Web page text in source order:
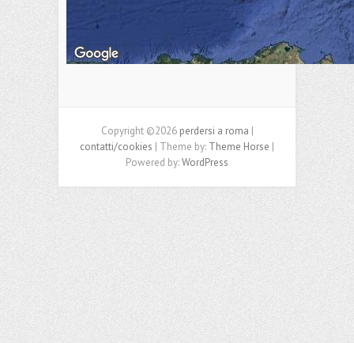
Copyright ©2026 perdersi a roma |
contatti/cookies | Theme by: Theme Horse |
Powered by:WordPress